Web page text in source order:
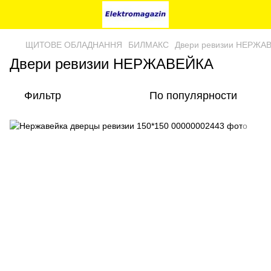
ЩИТОВЕ ОБЛАДНАННЯ БИЛМАКС Двери ревизии
Двери ревизии НЕРЖАВЕЙКА
Фильтр По популярности